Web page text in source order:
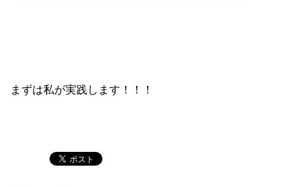
まずは私が実践します！！！